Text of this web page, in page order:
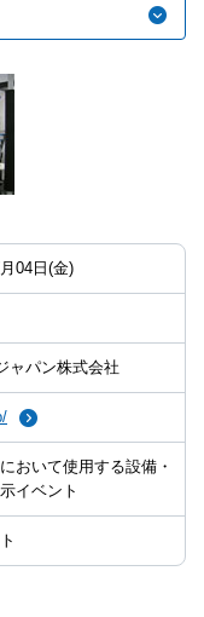
04日(金)
ャパン株式会社
おいて使用する設備・
イベント